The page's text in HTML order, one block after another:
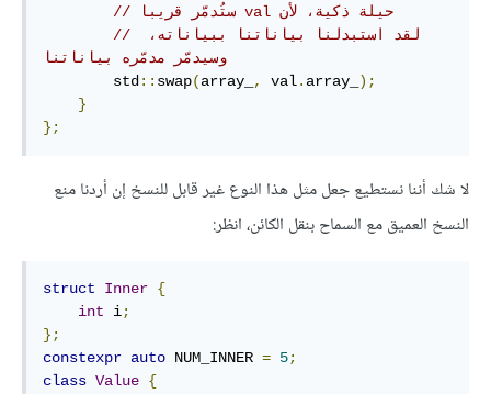
// ستُدمّر قريبا val حيلة ذكية، لأن
// لقد استبدلنا بياناتنا ببياناته،
وسيدمّر مدمّره بياناتنا
        std
:: swap(array_ , val. array_
);
}
};
لا شك أننا نستطيع جعل مثل هذا النوع غير قابل للنسخ إن أردنا منع
النسخ العميق مع السماح بنقل الكائن، انظر:
struct Inner {
int i;
};
constexpr auto NUM_INNER = 5;
class Value {